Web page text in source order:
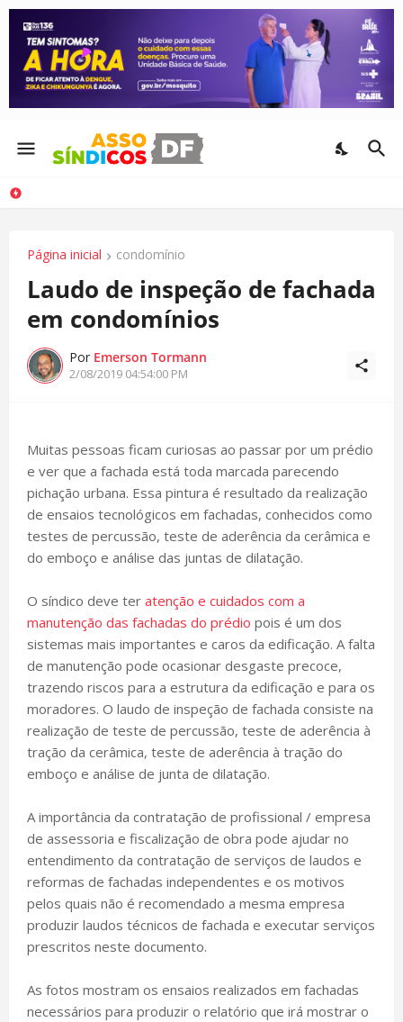
Página inicial condomínio
Laudo de inspeção de fachada
em condomínios
Por Emerson Tormann
2/08/2019 04:54:00 PM
Muitas pessoas ficam curiosas ao passar por um prédio
e ver que a fachada está toda marcada parecendo
pichação urbana. Essa pintura é resultado da realização
de ensaios tecnológicos em fachadas, conhecidos como
testes de percussão, teste de aderência da cerâmica e
do emboço e análise das juntas de dilatação.
O síndico deve ter atenção e cuidados com a
manutenção das fachadas do prédio pois é um dos
sistemas mais importantes e caros da edificação. A falta
de manutenção pode ocasionar desgaste precoce,
trazendo riscos para a estrutura da edificação e para os
moradores. O laudo de inspeção de fachada consiste na
realização de teste de percussão, teste de aderência à
tração da cerâmica, teste de aderência à tração do
emboço e análise de junta de dilatação.
A importância da contratação de profissional / empresa
de assessoria e fiscalização de obra pode ajudar no
entendimento da contratação de serviços de laudos e
reformas de fachadas independentes e os motivos
pelos quais não é recomendado a mesma empresa
produzir laudos técnicos de fachada e executar serviços
prescritos neste documento.
As fotos mostram os ensaios realizados em fachadas
necessários para produzir o relatório que irá mostrar o